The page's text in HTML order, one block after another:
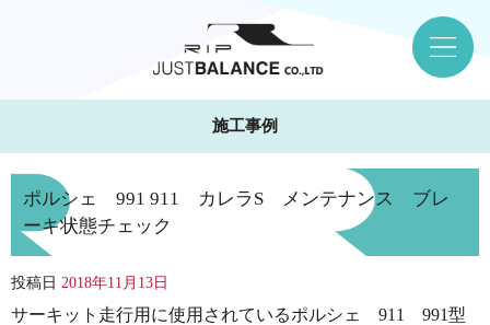
施工事例
ポルシェ 991 911 カレラS メンテナンス ブレ
ーキ状態チェック
投稿日 2018年11月13日
サーキット走行用に使用されているポルシェ 911 991型